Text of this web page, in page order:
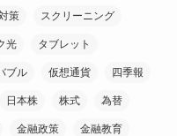
策 スクリーニング
光 タブレット
ブル 仮想通貨 四季報
日本株 株式 為替
金融政策 金融教育